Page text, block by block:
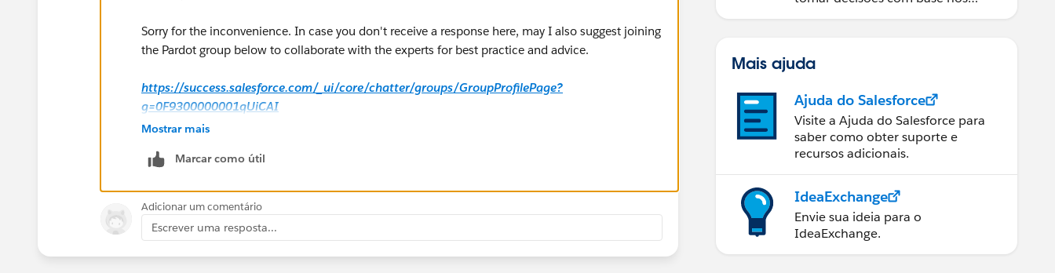
Sorry for the inconvenience. In case you don't receive a response here, may I also suggest joining
the Pardot group below to collaborate with the experts for best practice and advice.
https://success.salesforce.com/_ui/core/chatter/groups/GroupProfilePage?
g=0F9300000001qUiCAI
Jayson
Mostrar mais
Marcar como útil
Adicionar um comentário
Escrever uma resposta...
Mais ajuda
Ajuda do Salesforce
Visite a Ajuda do Salesforce para
saber como obter suporte e
recursos adicionais.
IdeaExchange
Envie sua ideia para o
IdeaExchange.